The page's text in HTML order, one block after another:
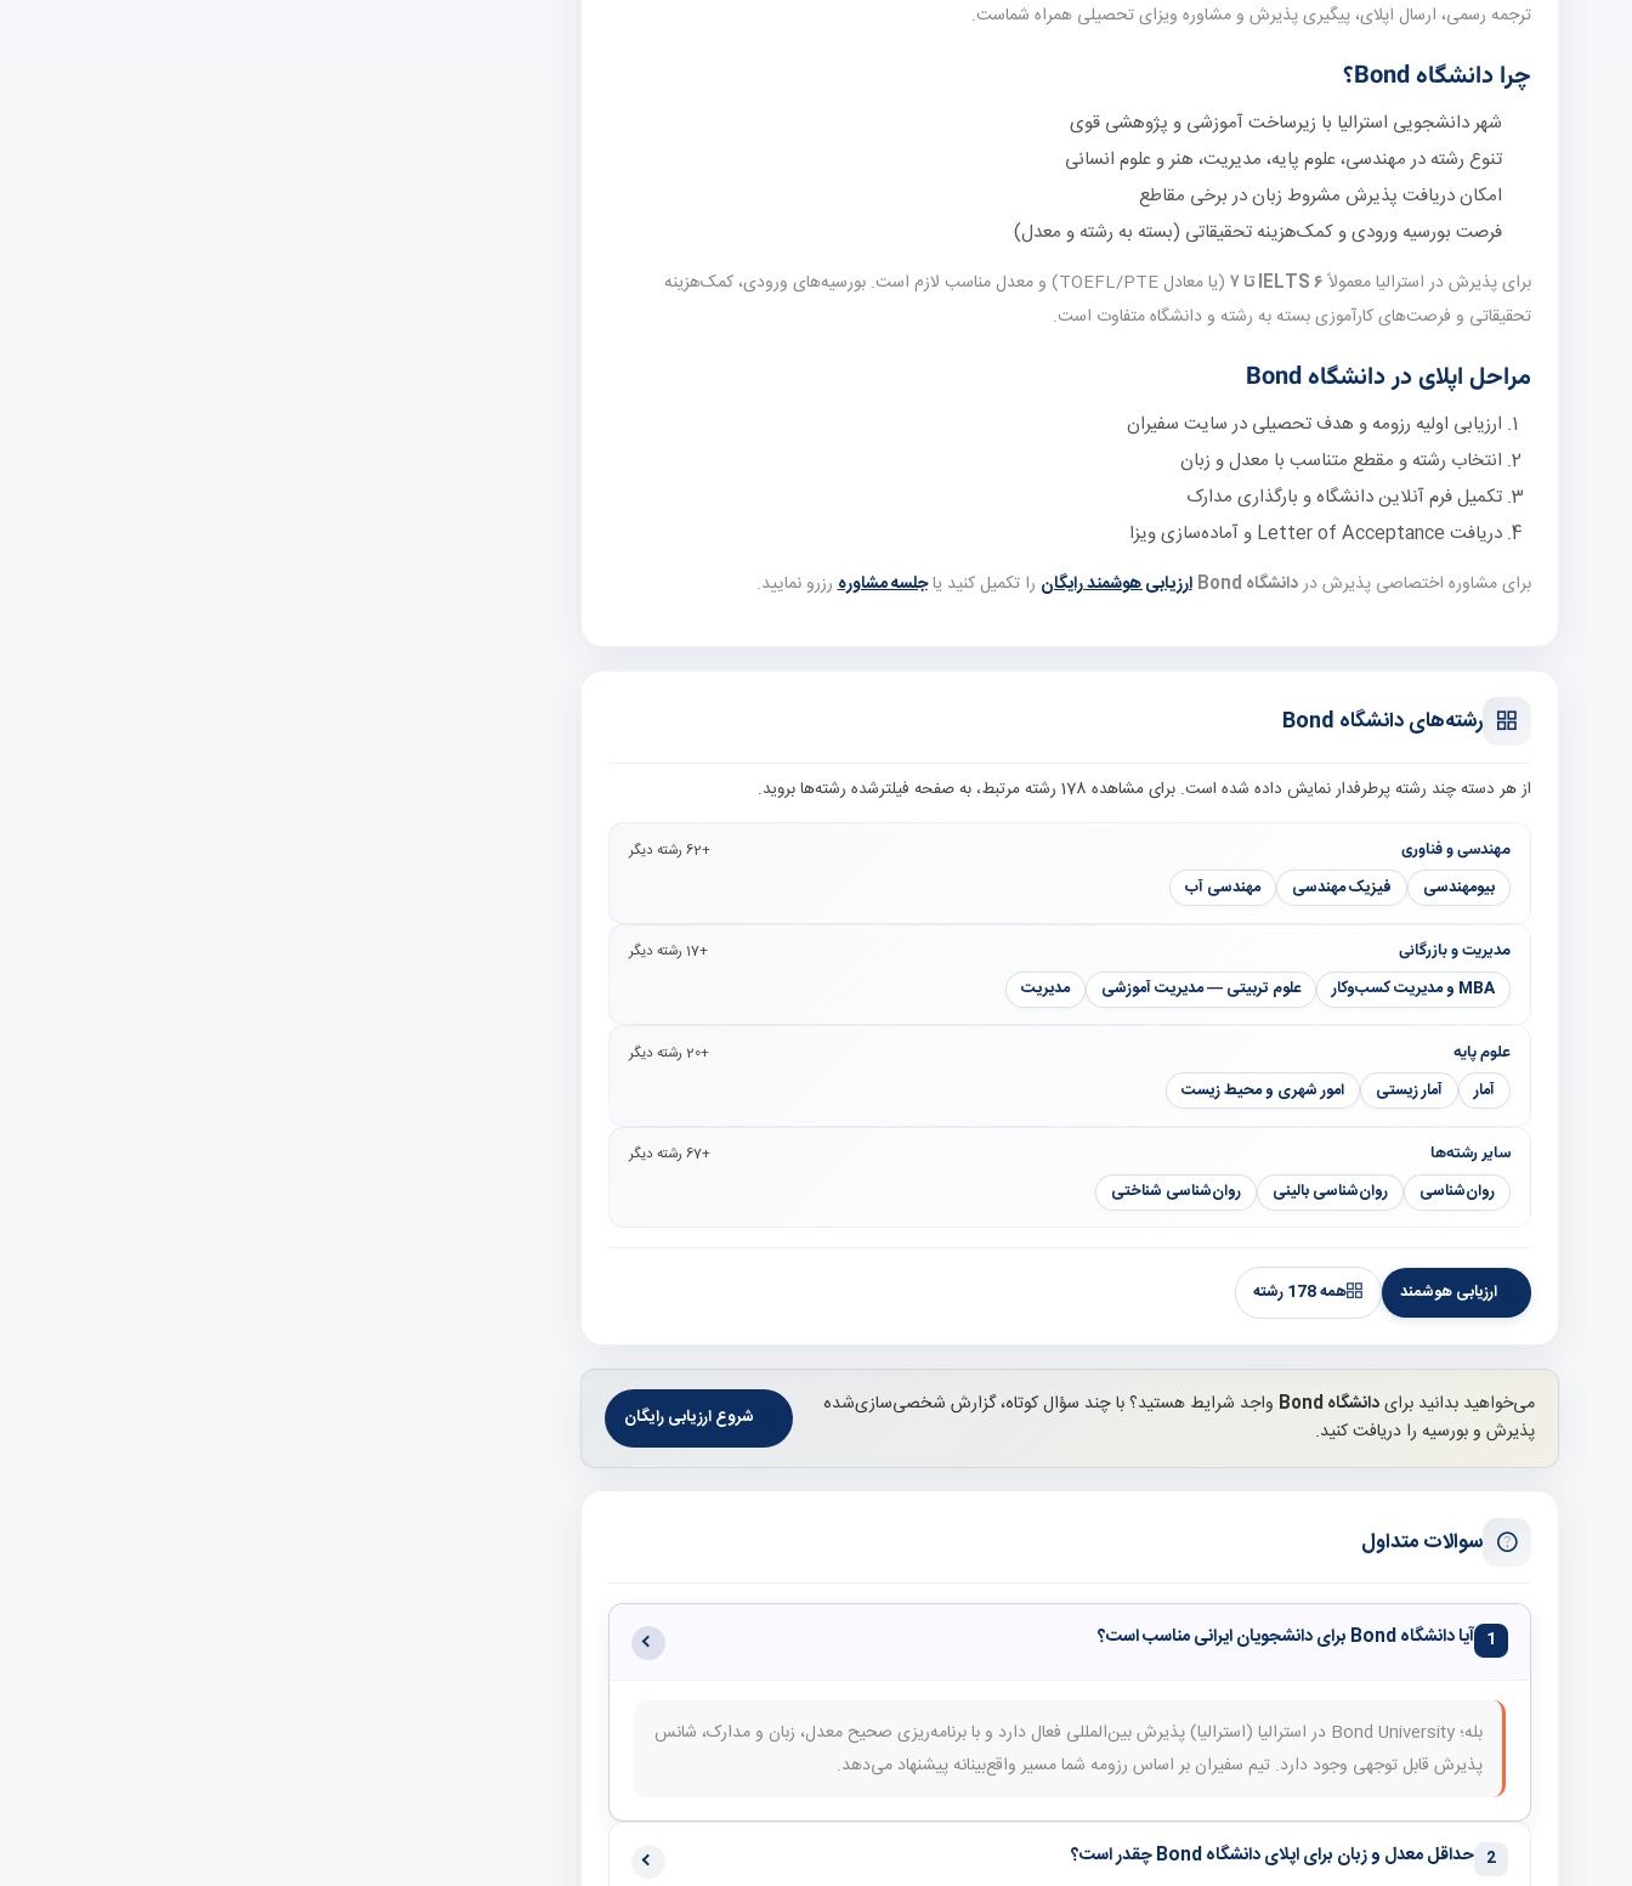
ترجمه رسمی، ارسال اپلای، پیگیری پذیرش و مشاوره ویزای تحصیلی همراه شماست.
چرا دانشگاه Bond؟
شهر دانشجویی استرالیا با زیرساخت آموزشی و پژوهشی قوی
تنوع رشته در مهندسی، علوم پایه، مدیریت، هنر و علوم انسانی
امکان دریافت پذیرش مشروط زبان در برخی مقاطع
فرصت بورسیه ورودی و کمک‌هزینه تحقیقاتی (بسته به رشته و معدل)
برای پذیرش در استرالیا معمولاًIELTS ۶ تا ۷
(یا معادل TOEFL/PTE) و معدل مناسب لازم است. بورسیه‌های ورودی، کمک‌هزینه
تحقیقاتی و فرصت‌های کارآموزی بسته به رشته و دانشگاه متفاوت است.
مراحل اپلای در دانشگاه Bond
ارزیابی اولیه رزومه و هدف تحصیلی در سایت سفیران
انتخاب رشته و مقطع متناسب با معدل و زبان
تکمیل فرم آنلاین دانشگاه و بارگذاری مدارک
دریافت Letter of Acceptance و آماده‌سازی ویزا
برای مشاوره اختصاصی پذیرش دردانشگاه Bond ارزیابی هوشمند رایگان را تکمیل کنید یاجلسه مشاورهرزرو نمایید.
رشته‌های دانشگاه Bond
از هر دسته چند رشته پرطرفدار نمایش داده شده است. برای مشاهده 178 رشته مرتبط، به صفحه فیلترشده رشته‌ها بروید.
مهندسی و فناوری +62 رشته دیگر
بیومهندسی فیزیک مهندسی مهندسی آب
مدیریت و بازرگانی +17 رشته دیگر
MBA و مدیریت کسب‌وکار علوم تربیتی — مدیریت آموزشی مدیریت
علوم پایه +20 رشته دیگر
آمار آمار زیستی امور شهری و محیط زیست
سایر رشته‌ها +67 رشته دیگر
روان‌شناسی روان‌شناسی بالینی روان‌شناسی شناختی
ارزیابی هوشمند همه 178 رشته
می‌خواهید بدانید برایدانشگاه Bond
واجد شرایط هستید؟ با چند سؤال کوتاه، گزارش شخصی‌سازی‌شده
پذیرش و بورسیه را دریافت کنید.
شروع ارزیابی رایگان
سوالات متداول
1 آیا دانشگاه Bond برای دانشجویان ایرانی مناسب است؟
بله؛ Bond University در استرالیا (استرالیا) پذیرش بین‌المللی فعال دارد و با برنامه‌ریزی صحیح معدل، زبان و مدارک، شانس
پذیرش قابل توجهی وجود دارد. تیم سفیران بر اساس رزومه شما مسیر واقع‌بینانه پیشنهاد می‌دهد.
2 حداقل معدل و زبان برای اپلای دانشگاه Bond چقدر است؟